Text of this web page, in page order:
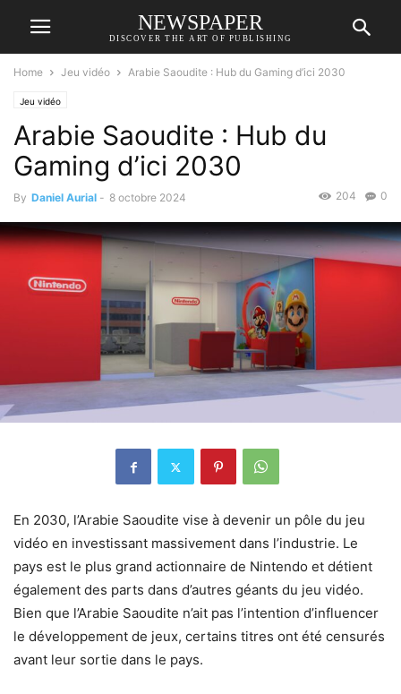
NEWSPAPER
DISCOVER THE ART OF PUBLISHING
Home Jeu vidéo Arabie Saoudite : Hub du Gaming d’ici 2030
Jeu vidéo
Arabie Saoudite : Hub du
Gaming d’ici 2030
By Daniel Aurial - 8 octobre 2024 0
204
En 2030, l’Arabie Saoudite vise à devenir un pôle du jeu
vidéo en investissant massivement dans l’industrie. Le
pays est le plus grand actionnaire de Nintendo et détient
également des parts dans d’autres géants du jeu vidéo.
Bien que l’Arabie Saoudite n’ait pas l’intention d’influencer
le développement de jeux, certains titres ont été censurés
avant leur sortie dans le pays.